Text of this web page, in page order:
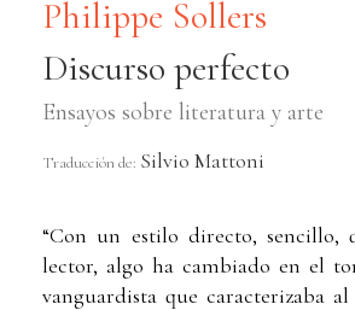
Philippe Sollers
Discurso perfecto
Ensayos sobre literatura y arte
Traducción de: Silvio Mattoni
“Con un estilo directo, sencillo,
lector, algo ha cambiado en el
vanguardista que caracterizaba